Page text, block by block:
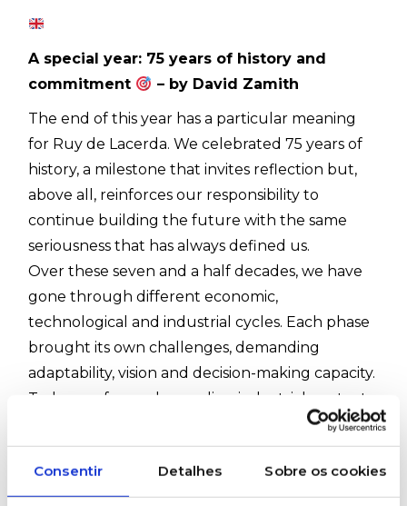
Consentir Detalhes Sobre os cookies
A special year: 75 years of history and
commitment
– by David Zamith
The end of this year has a particular meaning
for Ruy de Lacerda. We celebrated 75 years of
history, a milestone that invites reflection but,
above all, reinforces our responsibility to
continue building the future with the same
seriousness that has always defined us.
Over these seven and a half decades, we have
gone through different economic,
technological and industrial cycles. Each phase
brought its own challenges, demanding
adaptability, vision and decision-making capacity.
Today, we face a demanding industrial context,
in constant transformation, calling for more
integrated, efficient and sustainable responses.